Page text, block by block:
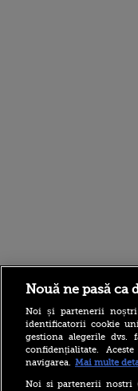
Nouă ne pasă ca
Noi și partenerii noștri
identificatorii cookie
gestiona alegerile
confidențialitate.
navigarea. Mai multe
Noi si partenerii nostri